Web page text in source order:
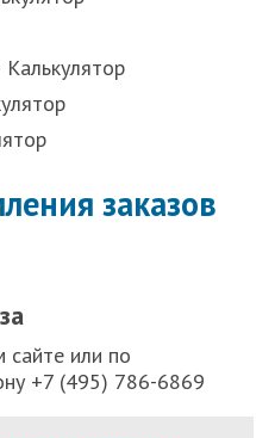
заказов
сайте или по
+7 (495) 786-6869